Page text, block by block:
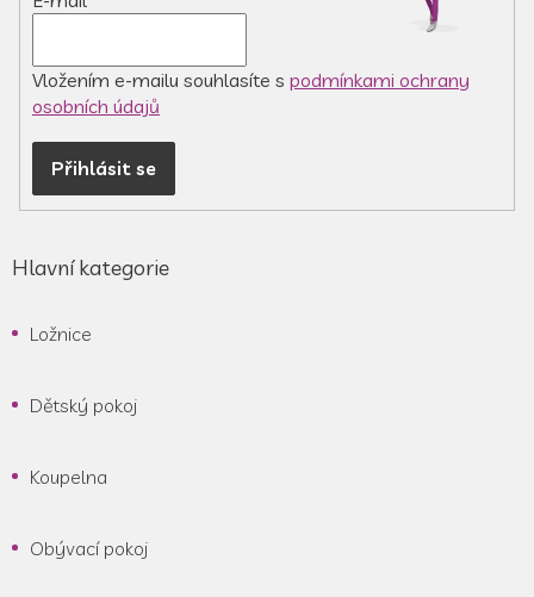
Vložením e-mailu souhlasíte s podmínkami ochrany
osobních údajů
Přihlásit se
Hlavní kategorie
Ložnice
Dětský pokoj
Koupelna
Obývací pokoj